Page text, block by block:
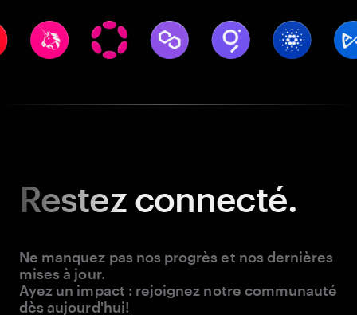
Restezconnecté.
Ne manquez pas nos progrès et nos dernières
mises à jour.
Ayez un impact : rejoignez notre communauté
dès aujourd'hui!